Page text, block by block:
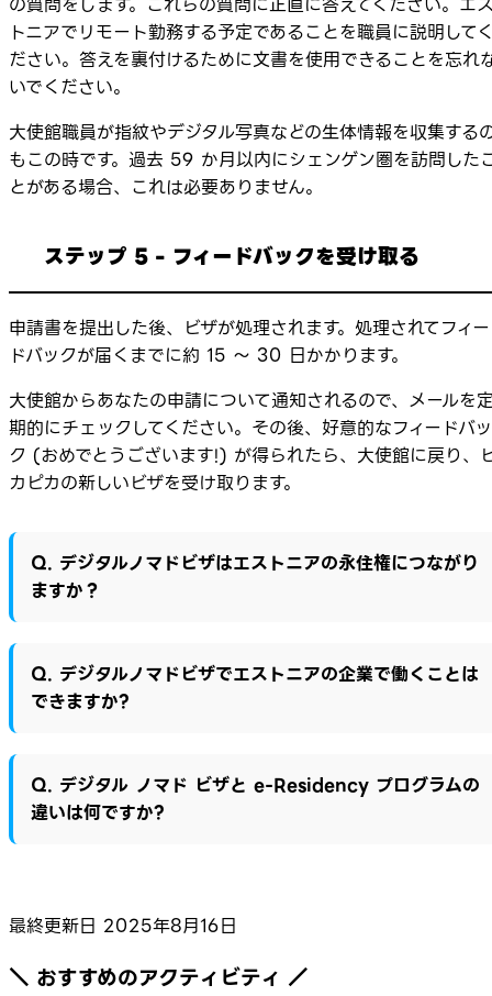
トニアでリモート勤務する予定であることを職員に説明して
ださい。答えを裏付けるために文書を使用できることを忘れ
いでください。
大使館職員が指紋やデジタル写真などの生体情報を収集する
もこの時です。過去 59 か月以内にシェンゲン圏を訪問した
とがある場合、これは必要ありません。
ステップ 5 - フィードバックを受け取る
申請書を提出した後、ビザが処理されます。処理されてフィー
ドバックが届くまでに約 15 ～ 30 日かかります。
大使館からあなたの申請について通知されるので、メールを
期的にチェックしてください。その後、好意的なフィードバッ
ク (おめでとうございます!) が得られたら、大使館に戻り、
カピカの新しいビザを受け取ります。
Q. デジタルノマドビザはエストニアの永住権につながり
ますか？
Q. デジタルノマドビザでエストニアの企業で働くことは
できますか?
Q. デジタル ノマド ビザと e-Residency プログラムの
違いは何ですか?
最終更新日 2025年8月16日
＼ おすすめのアクティビティ ／